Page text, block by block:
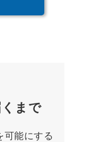
まで
可能にする